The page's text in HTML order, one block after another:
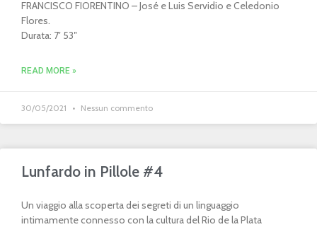
FRANCISCO FIORENTINO – José e Luis Servidio e Celedonio
Flores.
Durata: 7′ 53″
READ MORE »
30/05/2021 Nessun commento
Lunfardo in Pillole #4
Un viaggio alla scoperta dei segreti di un linguaggio
intimamente connesso con la cultura del Rio de la Plata